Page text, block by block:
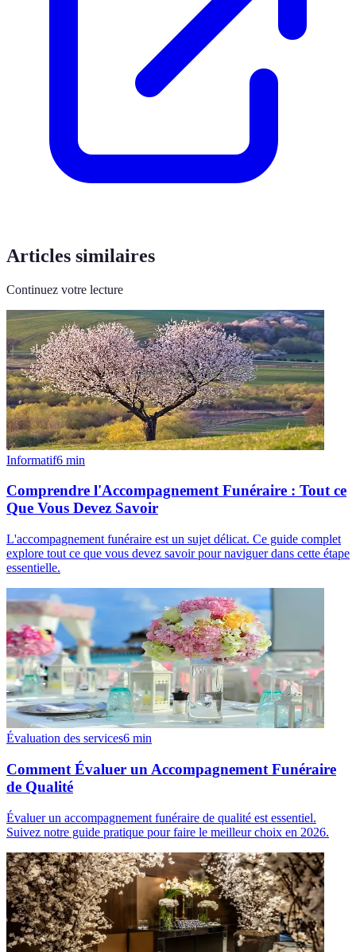
Articles similaires
Continuez votre lecture
Informatif6 min
Comprendre l'Accompagnement Funéraire : Tout ce
Que Vous Devez Savoir
L'accompagnement funéraire est un sujet délicat. Ce guide complet
explore tout ce que vous devez savoir pour naviguer dans cette étape
essentielle.
Évaluation des services6 min
Comment Évaluer un Accompagnement Funéraire
de Qualité
Évaluer un accompagnement funéraire de qualité est essentiel.
Suivez notre guide pratique pour faire le meilleur choix en 2026.